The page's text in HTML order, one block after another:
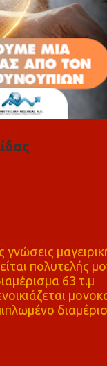
γνώσεις
πολυτελής
63 τ.μ